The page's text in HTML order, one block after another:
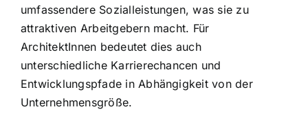
umfassendere Sozialleistungen, was sie zu
attraktiven Arbeitgebern macht. Für
ArchitektInnen bedeutet dies auch
unterschiedliche Karrierechancen und
Entwicklungspfade in Abhängigkeit von der
Unternehmensgröße.